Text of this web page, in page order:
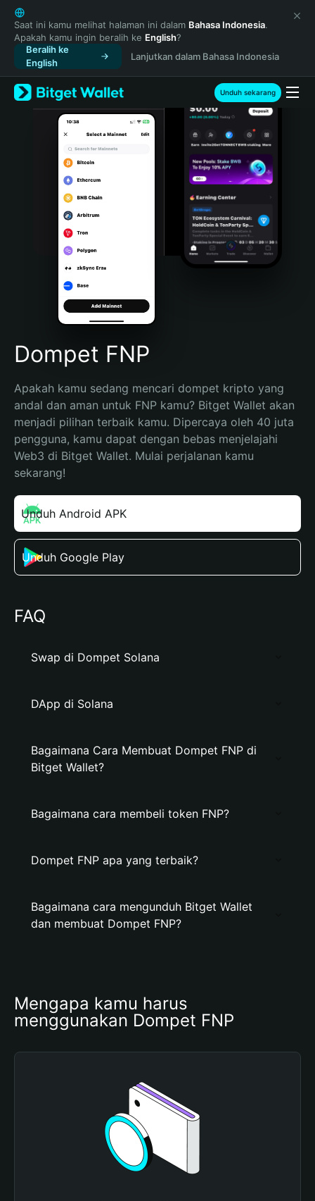
English
日本語
Tiếng Việt
Русский
Español (Latinoamérica)
Türkçe
Italiano
Português (Portugal)
Bahasa Indonesia
Português (Brasil)
Español (Argentina)
Saat ini kamu melihat halaman ini dalam Bahasa Indonesia.
Apakah kamu ingin beralih ke English?
Beralih ke
English
Lanjutkan dalam Bahasa Indonesia
Unduh sekarang
Dompet FNP
Apakah kamu sedang mencari dompet kripto yang
andal dan aman untuk FNP kamu? Bitget Wallet akan
menjadi pilihan terbaik kamu. Dipercaya oleh 40 juta
pengguna, kamu dapat dengan bebas menjelajahi
Web3 di Bitget Wallet. Mulai perjalanan kamu
sekarang!
Unduh Android APK
Unduh Google Play
FAQ
Swap di Dompet Solana
DApp di Solana
Bagaimana Cara Membuat Dompet FNP di
Bitget Wallet?
Bagaimana cara membeli token FNP?
Dompet FNP apa yang terbaik?
Bagaimana cara mengunduh Bitget Wallet
dan membuat Dompet FNP?
Mengapa kamu harus
menggunakan Dompet FNP